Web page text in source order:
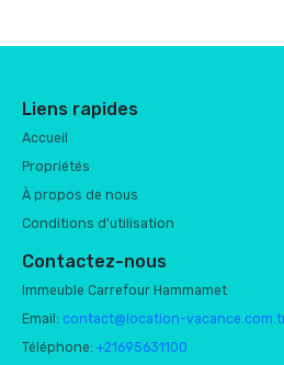
Liens rapides
Accueil
Propriétés
À propos de nous
Conditions d'utilisation
Contactez-nous
Immeuble Carrefour Hammamet
Email: contact@location-
Téléphone: +21695631100